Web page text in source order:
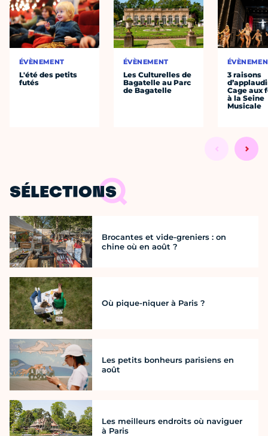
ÉVÈNEMENT
L'été des petits
futés
ÉVÈNEMENT
Les Culturelles de
Bagatelle au Parc
de Bagatelle
3 raisons
Cage aux
à la Seine
Musicale
SÉLECTIONS
Brocantes et vide-greniers : on
chine où en août ?
Où pique-niquer à Paris ?
Les petits bonheurs parisiens en
août
Les meilleurs endroits où naviguer
à Paris